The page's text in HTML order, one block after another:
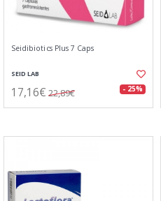
Seidibiotics Plus 7 Caps
SEID LAB
17,16€ 22,89€ - 25%